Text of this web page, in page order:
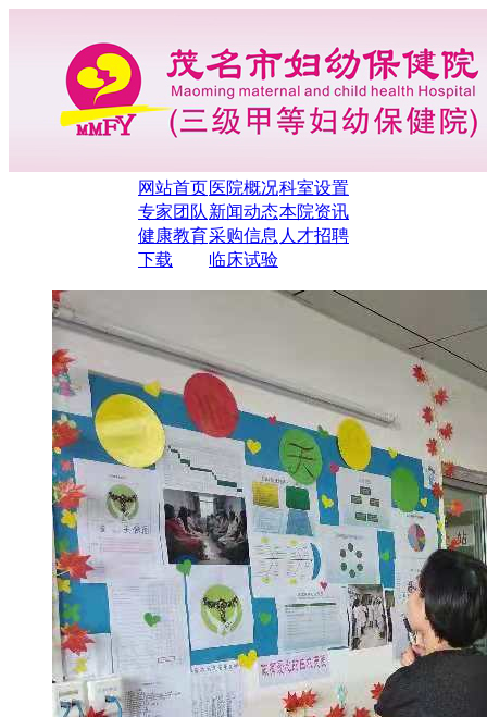
网站首页医院概况科室设置
专家团队 新闻动态本院资讯
健康教育采购信息 人才招聘
下载
临床试验